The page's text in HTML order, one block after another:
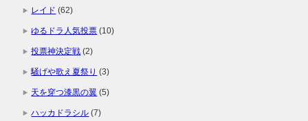
レイド (62)
ゆるドラ人気投票 (10)
投票神決定戦 (2)
騒げや歌え夏祭り (3)
天を穿つ漆黒の翼 (5)
ハッカドラシル (7)